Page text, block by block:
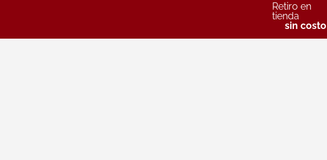
Retiro en
tienda
sin costo